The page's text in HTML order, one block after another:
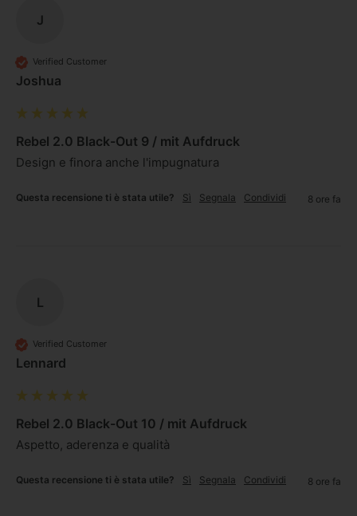
J
Verified Customer
Joshua
Rebel 2.0 Black-Out 9 / mit Aufdruck
Design e finora anche l'impugnatura
Questa recensione ti è stata utile? Sì Segnala Condividi 8 ore fa
L
Verified Customer
Lennard
Rebel 2.0 Black-Out 10 / mit Aufdruck
Aspetto, aderenza e qualità
Questa recensione ti è stata utile? Sì Segnala Condividi 8 ore fa